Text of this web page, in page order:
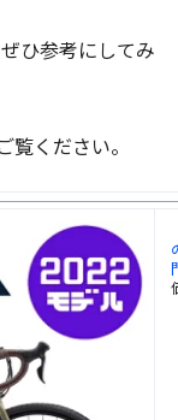
ひ参考にしてみ
覧ください。